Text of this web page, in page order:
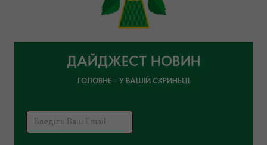
ДАЙДЖЕСТ НОВИН
ГОЛОВНЕ – У ВАШІЙ СКРИНЬЦІ